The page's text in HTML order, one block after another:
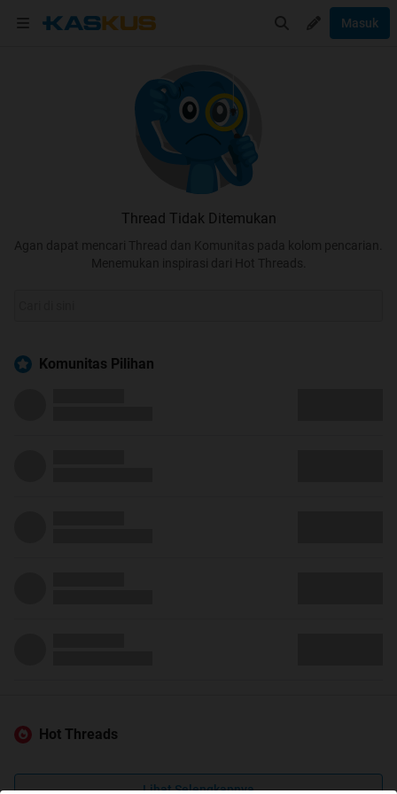
Masuk
Thread Tidak Ditemukan
Agan dapat mencari Thread dan Komunitas pada kolom pencarian.
Menemukan inspirasi dari Hot Threads.
Komunitas Pilihan
Hot Threads
Lihat Selengkapnya